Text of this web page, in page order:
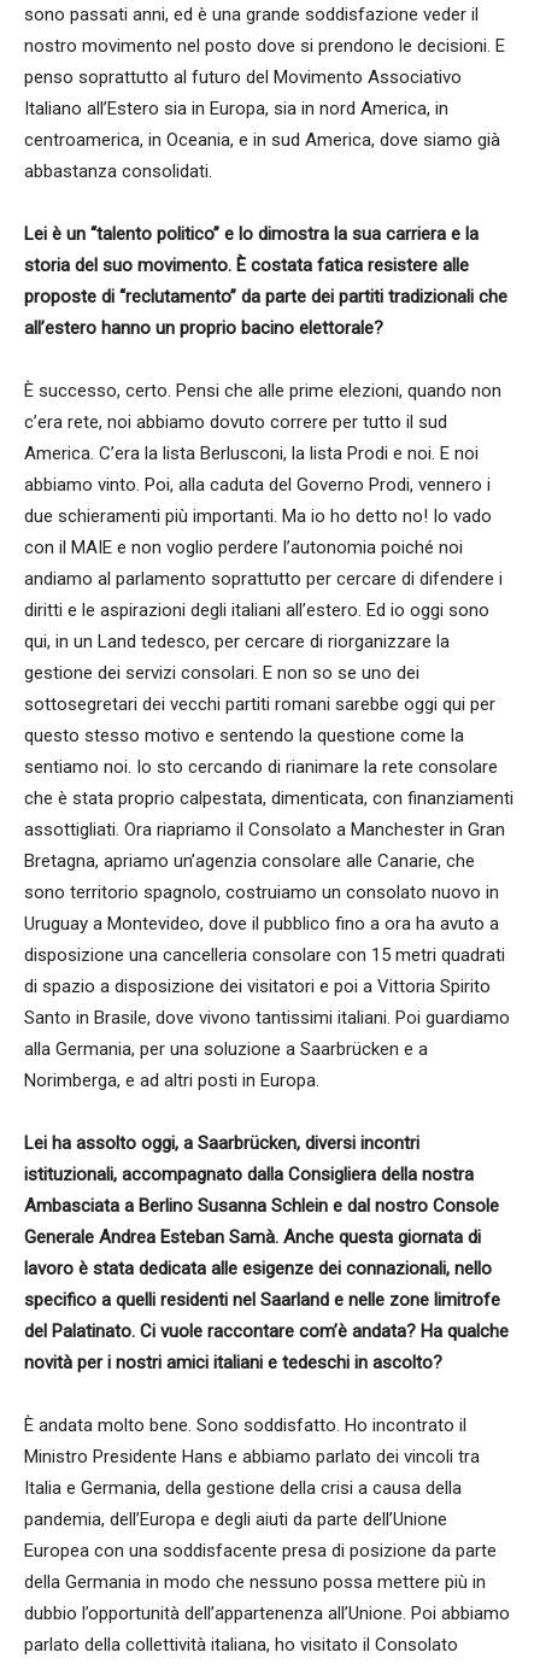
sono passati anni, ed è una grande soddisfazione veder il
nostro movimento nel posto dove si prendono le decisioni. E
penso soprattutto al futuro del Movimento Associativo
Italiano all’Estero sia in Europa, sia in nord America, in
centroamerica, in Oceania, e in sud America, dove siamo già
abbastanza consolidati.
Lei è un “talento politico” e lo dimostra la sua carriera e la
storia del suo movimento. È costata fatica resistere alle
proposte di “reclutamento” da parte dei partiti tradizionali che
all’estero hanno un proprio bacino elettorale?
È successo, certo. Pensi che alle prime elezioni, quando non
c’era rete, noi abbiamo dovuto correre per tutto il sud
America. C’era la lista Berlusconi, la lista Prodi e noi. E noi
abbiamo vinto. Poi, alla caduta del Governo Prodi, vennero i
due schieramenti più importanti. Ma io ho detto no! Io vado
con il MAIE e non voglio perdere l’autonomia poiché noi
andiamo al parlamento soprattutto per cercare di difendere i
diritti e le aspirazioni degli italiani all’estero. Ed io oggi sono
qui, in un Land tedesco, per cercare di riorganizzare la
gestione dei servizi consolari. E non so se uno dei
sottosegretari dei vecchi partiti romani sarebbe oggi qui per
questo stesso motivo e sentendo la questione come la
sentiamo noi. Io sto cercando di rianimare la rete consolare
che è stata proprio calpestata, dimenticata, con finanziamenti
assottigliati. Ora riapriamo il Consolato a Manchester in Gran
Bretagna, apriamo un’agenzia consolare alle Canarie, che
sono territorio spagnolo, costruiamo un consolato nuovo in
Uruguay a Montevideo, dove il pubblico fino a ora ha avuto a
disposizione una cancelleria consolare con 15 metri quadrati
di spazio a disposizione dei visitatori e poi a Vittoria Spirito
Santo in Brasile, dove vivono tantissimi italiani. Poi guardiamo
alla Germania, per una soluzione a Saarbrücken e a
Norimberga, e ad altri posti in Europa.
Lei ha assolto oggi, a Saarbrücken, diversi incontri
istituzionali, accompagnato dalla Consigliera della nostra
Ambasciata a Berlino Susanna Schlein e dal nostro Console
Generale Andrea Esteban Samà. Anche questa giornata di
lavoro è stata dedicata alle esigenze dei connazionali, nello
specifico a quelli residenti nel Saarland e nelle zone limitrofe
del Palatinato. Ci vuole raccontare com’è andata? Ha qualche
novità per i nostri amici italiani e tedeschi in ascolto?
È andata molto bene. Sono soddisfatto. Ho incontrato il
Ministro Presidente Hans e abbiamo parlato dei vincoli tra
Italia e Germania, della gestione della crisi a causa della
pandemia, dell’Europa e degli aiuti da parte dell’Unione
Europea con una soddisfacente presa di posizione da parte
della Germania in modo che nessuno possa mettere più in
dubbio l’opportunità dell’appartenenza all’Unione. Poi abbiamo
parlato della collettività italiana, ho visitato il Consolato